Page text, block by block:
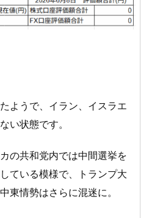
ようで、イラン、イスラエ
い状態です。
の共和党内では中間選挙を
ている模様で、トランプ大
東情勢はさらに混迷に。